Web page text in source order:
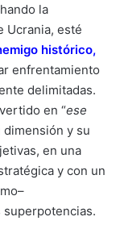
la
Ucrania, esté
histórico,
enfrentamiento
delimitadas.
en “ese
dimensión y su
en una
y con un